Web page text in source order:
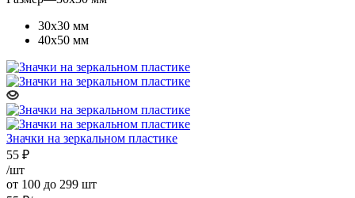
30х30 мм
40х50 мм
Значки на зеркальном пластике
55 ₽
/шт
от 100 до 299 шт